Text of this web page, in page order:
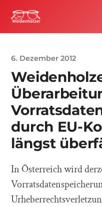
6. Dezember 2012
durch EU-
längst
In Österreich wird